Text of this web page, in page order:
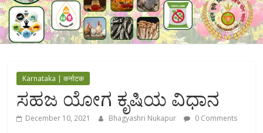
Karnataka | कर्नाटक
ಸಹಜ ಯೋಗ ಕೃಷಿಯ ವಿಧಾನ
December 10, 2021 Bhagyashri Nukapur 0 Comments